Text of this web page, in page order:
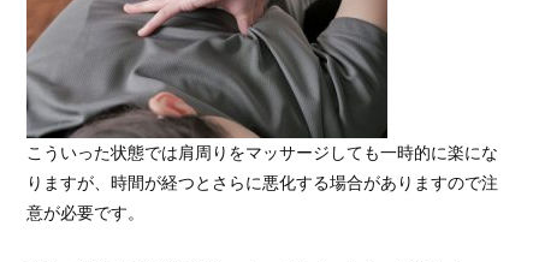
こういった状態では肩周りをマッサージしても一時的に楽にな
りますが、時間が経つとさらに悪化する場合がありますので注
意が必要です。